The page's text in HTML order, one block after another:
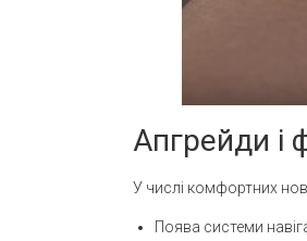
Апгрейди і
У числі комфортних
Поява системи